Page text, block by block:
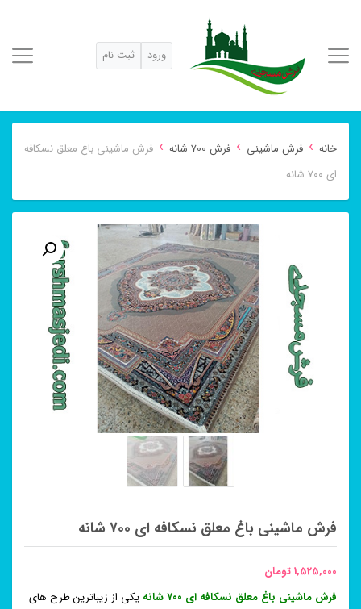
ورود ثبت نام
خانه › فرش ماشینی › فرش 700 شانه › فرش ماشینی باغ معلق نسکافه
ای ۷۰۰ شانه
فرش ماشینی باغ معلق نسکافه ای ۷۰۰ شانه
1,525,000تومان
فرش ماشینی باغ معلق نسکافه ای ۷۰۰ شانه
یکی از زیباترین طرح های